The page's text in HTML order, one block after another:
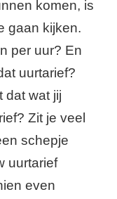
komen, is
gaan kijken.
per uur? En
uurtarief?
dat watjij
Zit je veel
schepje
uurtarief
even